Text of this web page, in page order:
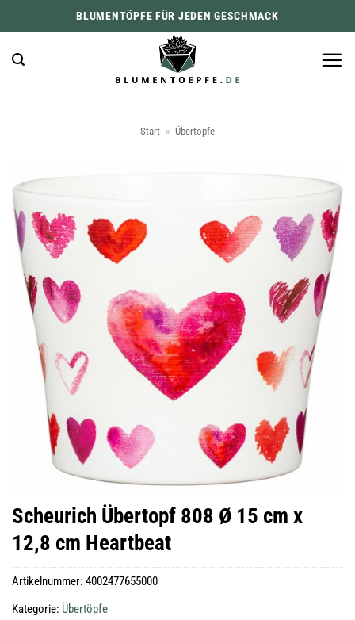
Inhalt
springen
BLUMENTÖPFE FÜR JEDEN GESCHMACK
Start » Übertöpfe
Scheurich Übertopf 808 Ø 15 cm x
12,8 cm Heartbeat
Artikelnummer: 4002477655000
Kategorie: Übertöpfe